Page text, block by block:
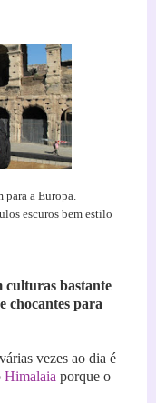
a Europa.
escuros bem estilo
culturas bastante
chocantes para
vezes ao dia é
Himalaia porque o